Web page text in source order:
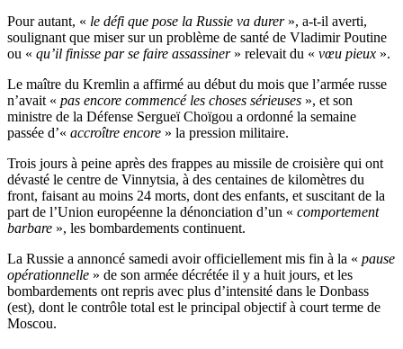
Pour autant, « le défi que pose la Russie va durer», a-t-il averti,
soulignant que miser sur un problème de santé de Vladimir Poutine
ou « qu’il finisse par se faire assassiner» relevait du « vœu pieux ».
Le maître du Kremlin a affirmé au début du mois que l’armée russe
n’avait « pas encore commencé les choses sérieuses », et son
ministre de la Défense Sergueï Choïgou a ordonné la semaine
passée d’« accroître encore » la pression militaire.
Trois jours à peine après des frappes au missile de croisière qui ont
dévasté le centre de Vinnytsia, à des centaines de kilomètres du
front, faisant au moins 24 morts, dont des enfants, et suscitant de la
part de l’Union européenne la dénonciation d’un « comportement
barbare », les bombardements continuent.
La Russie a annoncé samedi avoir officiellement mis fin à la « pause
opérationnelle » de son armée décrétée il y a huit jours, et les
bombardements ont repris avec plus d’intensité dans le Donbass
(est), dont le contrôle total est le principal objectif à court terme de
Moscou.